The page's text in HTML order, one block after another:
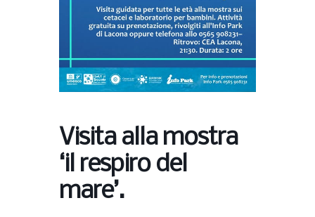
Visita alla mostra
‘il respiro del
mare’.